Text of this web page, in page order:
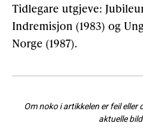
Tidlegare utgjeve:
Indremisjon (1983) og
Norge (1987).
Om noko i artikkelen er feil
aktuelle